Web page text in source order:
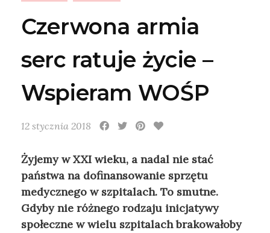
Czerwona armia
serc ratuje życie –
Wspieram WOŚP
12 stycznia 2018
Żyjemy w XXI wieku, a nadal nie stać
państwa na dofinansowanie sprzętu
medycznego w szpitalach. To smutne.
Gdyby nie różnego rodzaju inicjatywy
społeczne w wielu szpitalach brakowałoby